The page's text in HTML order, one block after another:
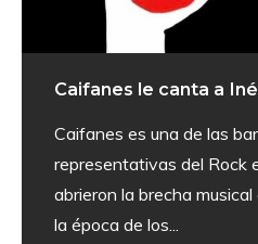
Caifanes le canta a
Caifanes es una de las
representativas del Rock
abrieron la brecha
la época de los...